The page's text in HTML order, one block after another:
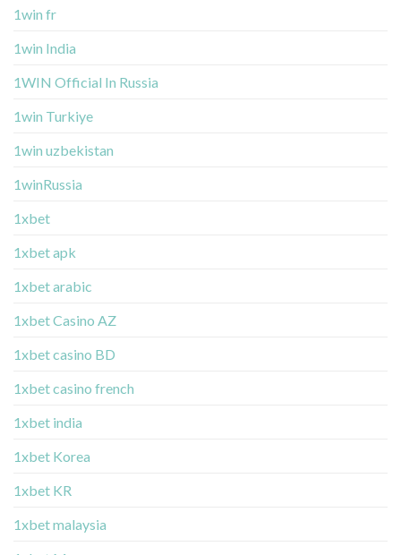
1win fr
1win India
1WIN Official In Russia
1win Turkiye
1win uzbekistan
1winRussia
1xbet
1xbet apk
1xbet arabic
1xbet Casino AZ
1xbet casino BD
1xbet casino french
1xbet india
1xbet Korea
1xbet KR
1xbet malaysia